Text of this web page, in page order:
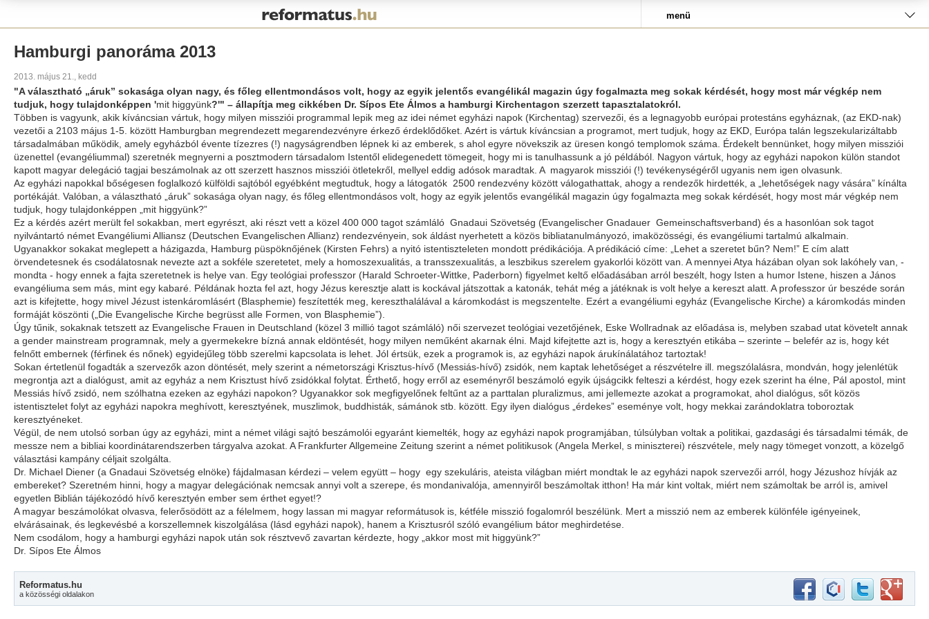
menü
Hamburgi panoráma 2013
2013. május 21., kedd
"A választható „áruk” sokasága olyan nagy, és főleg ellentmondásos volt, hogy az egyik jelentős evangélikál magazin úgy fogalmazta meg sokak kérdését, hogy most már végkép nem
tudjuk, hogy tulajdonképpen 'mit higgyünk?'" – állapítja meg cikkében Dr. Sípos Ete Álmos a hamburgi Kirchentagon szerzett tapasztalatokról.
Többen is vagyunk, akik kíváncsian vártuk, hogy milyen missziói programmal lepik meg az idei német egyházi napok (Kirchentag) szervezői, és a legnagyobb európai protestáns egyháznak, (az EKD-nak)
vezetői a 2103 május 1-5. között Hamburgban megrendezett megarendezvényre érkező érdeklődőket. Azért is vártuk kíváncsian a programot, mert tudjuk, hogy az EKD, Európa talán legszekularizáltabb
társadalmában működik, amely egyházból évente tízezres (!) nagyságrendben lépnek ki az emberek, s ahol egyre növekszik az üresen kongó templomok száma. Érdekelt bennünket, hogy milyen missziói
üzenettel (evangéliummal) szeretnék megnyerni a posztmodern társadalom Istentől elidegenedett tömegeit, hogy mi is tanulhassunk a jó példából. Nagyon vártuk, hogy az egyházi napokon külön standot
kapott magyar delegáció tagjai beszámolnak az ott szerzett hasznos missziói ötletekről, mellyel eddig adósok maradtak. A magyarok missziói (!) tevékenységéről ugyanis nem igen olvasunk.
Az egyházi napokkal bőségesen foglalkozó külföldi sajtóból egyébként megtudtuk, hogy a látogatók 2500 rendezvény között válogathattak, ahogy a rendezők hirdették, a „ lehetőségek nagy vására” kínálta
portékáját. Valóban, a választható „áruk” sokasága olyan nagy, és főleg ellentmondásos volt, hogy az egyik jelentős evangélikál magazin úgy fogalmazta meg sokak kérdését, hogy most már végkép nem
tudjuk, hogy tulajdonképpen „ mit higgyünk?”
Ez a kérdés azért merült fel sokakban, mert egyrészt, aki részt vett a közel 400 000 tagot számláló Gnadaui Szövetség (Evangelischer Gnadauer Gemeinschaftsverband) és a hasonlóan sok tagot
nyilvántartó német Evangéliumi Alliansz (Deutschen Evangelischen Allianz) rendezvényein, sok áldást nyerhetett a közös bibliatanulmányozó, imaközösségi, és evangéliumi tartalmú alkalmain.
Ugyanakkor sokakat meglepett a házigazda, Hamburg püspöknőjének (Kirsten Fehrs) a nyitó istentiszteleten mondott prédikációja. A prédikáció címe: „ Lehet a szeretet bűn? Nem!” E cím alatt
örvendetesnek és csodálatosnak nevezte azt a sokféle szeretetet, mely a homoszexualitás, a transszexualitás, a leszbikus szerelem gyakorlói között van. A mennyei Atya házában olyan sok lakóhely van, -
mondta - hogy ennek a fajta szeretetnek is helye van. Egy teológiai professzor (Harald Schroeter-Wittke, Paderborn) figyelmet keltő előadásában arról beszélt, hogy Isten a humor Istene, hiszen a János
evangéliuma sem más, mint egy kabaré. Példának hozta fel azt, hogy Jézus keresztje alatt is kockával játszottak a katonák, tehát még a játéknak is volt helye a kereszt alatt. A professzor úr beszéde során
azt is kifejtette, hogy mivel Jézust istenkáromlásért (Blasphemie) feszítették meg, kereszthalálával a káromkodást is megszentelte. Ezért a evangéliumi egyház (Evangelische Kirche) a káromkodás minden
formáját köszönti („Die Evangelische Kirche begrüsst alle Formen, von Blasphemie”).
Úgy tűnik, sokaknak tetszett az Evangelische Frauen in Deutschland (közel 3 millió tagot számláló) női szervezet teológiai vezetőjének, Eske Wollradnak az előadása is, melyben szabad utat követelt annak
a gender mainstream programnak, mely a gyermekekre bízná annak eldöntését, hogy milyen neműként akarnak élni. Majd kifejtette azt is, hogy a keresztyén etikába – szerinte – belefér az is, hogy két
felnőtt embernek (férfinek és nőnek) egyidejűleg több szerelmi kapcsolata is lehet. Jól értsük, ezek a programok is, az egyházi napok árukínálatához tartoztak!
Sokan értetlenül fogadták a szervezők azon döntését, mely szerint a németországi Krisztus-hívő (Messiás-hívő) zsidók, nem kaptak lehetőséget a részvételre ill. megszólalásra, mondván, hogy jelenlétük
megrontja azt a dialógust, amit az egyház a nem Krisztust hívő zsidókkal folytat. Érthető, hogy erről az eseményről beszámoló egyik újságcikk felteszi a kérdést, hogy ezek szerint ha élne, Pál apostol, mint
Messiás hívő zsidó, nem szólhatna ezeken az egyházi napokon? Ugyanakkor sok megfigyelőnek feltűnt az a parttalan pluralizmus, ami jellemezte azokat a programokat, ahol dialógus, sőt közös
istentisztelet folyt az egyházi napokra meghívott, keresztyének, muszlimok, buddhisták, sámánok stb. között. Egy ilyen dialógus „érdekes” eseménye volt, hogy mekkai zarándoklatra toboroztak
keresztyéneket.
Végül, de nem utolsó sorban úgy az egyházi, mint a német világi sajtó beszámolói egyaránt kiemelték, hogy az egyházi napok programjában, túlsúlyban voltak a politikai, gazdasági és társadalmi témák, de
messze nem a bibliai koordinátarendszerben tárgyalva azokat. A Frankfurter Allgemeine Zeitung szerint a német politikusok (Angela Merkel, s miniszterei) részvétele, mely nagy tömeget vonzott, a közelgő
választási kampány céljait szolgálta.
Dr. Michael Diener (a Gnadaui Szövetség elnöke) fájdalmasan kérdezi – velem együtt – hogy egy szekuláris, ateista világban miért mondtak le az egyházi napok szervezői arról, hogy Jézushoz hívják az
embereket? Szeretném hinni, hogy a magyar delegációnak nemcsak annyi volt a szerepe, és mondanivalója, amennyiről beszámoltak itthon! Ha már kint voltak, miért nem számoltak be arról is, amivel
egyetlen Biblián tájékozódó hívő keresztyén ember sem érthet egyet!?
A magyar beszámolókat olvasva, felerősödött az a félelmem, hogy lassan mi magyar reformátusok is, kétféle misszió fogalomról beszélünk. Mert a misszió nem az emberek különféle igényeinek,
elvárásainak, és legkevésbé a korszellemnek kiszolgálása (lásd egyházi napok), hanem a Krisztusról szóló evangélium bátor meghirdetése.
Nem csodálom, hogy a hamburgi egyházi napok után sok résztvevő zavartan kérdezte, hogy „ akkor most mit higgyünk?”
Dr. Sípos Ete Álmos
Reformatus.hu
a közösségi oldalakon